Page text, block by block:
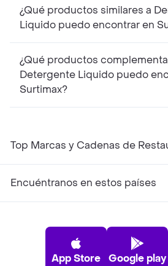
¿Qué productos similares a
Liquido puedo encontrar en
¿Qué productos
Detergente Liquido puedo
Surtimax?
Top Marcas y Cadenas de
Encuéntranos en estos países
App Store Google play